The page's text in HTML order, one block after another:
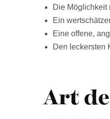
Die Möglichkeit
Ein
Eine offene,
Den leckersten
Art